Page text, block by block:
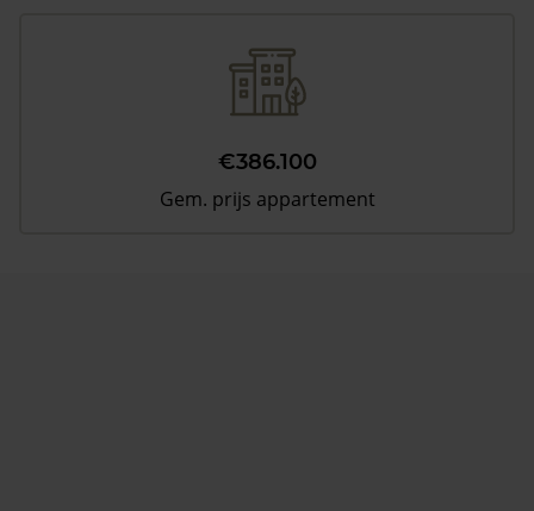
€386.100
Gem. prijs appartement